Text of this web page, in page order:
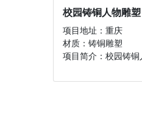
校园铸铜人物雕塑
项目地址：重庆
材质：铸铜雕塑
项目简介：校园铸铜